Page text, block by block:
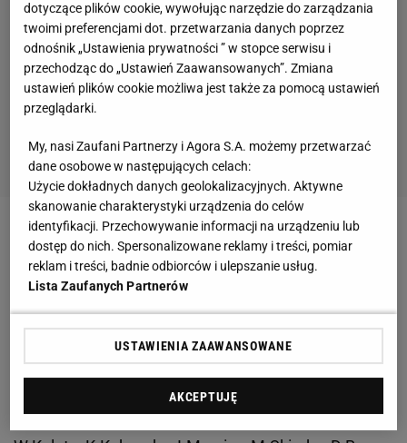
Zobacz wideo Horngacher rozpętał prawdziwą
wojnę tuż przed IO. "Perfidne zbliżenia"
Kowalczyk zaskoczona brakiem ostrożności
olimpijczyków. "Boga bym w to nie mieszała"
"W wiosce Zhangjiakouekipabiegów narciarskich
złożyła ślubowanie. Nominacje olimpijskie odebrali:
dotyczące plików cookie, wywołując narzędzie do zarządzania
twoimi preferencjami dot. przetwarzania danych poprzez
odnośnik „Ustawienia prywatności ” w stopce serwisu i
przechodząc do „Ustawień Zaawansowanych”. Zmiana
ustawień plików cookie możliwa jest także za pomocą ustawień
przeglądarki.
My, nasi Zaufani Partnerzy i Agora S.A. możemy przetwarzać
dane osobowe w następujących celach:
Użycie dokładnych danych geolokalizacyjnych. Aktywne
skanowanie charakterystyki urządzenia do celów
identyfikacji. Przechowywanie informacji na urządzeniu lub
dostęp do nich. Spersonalizowane reklamy i treści, pomiar
reklam i treści, badnie odbiorców i ulepszanie usług.
Lista Zaufanych Partnerów
USTAWIENIA ZAAWANSOWANE
AKCEPTUJĘ